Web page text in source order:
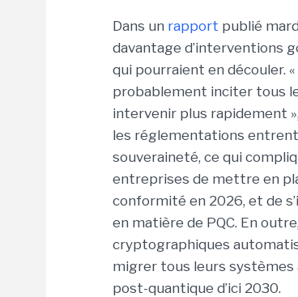
Dans un rapport publié
davantage d’interventions
qui pourraient en découler.
probablement inciter tous
intervenir plus rapidement
les réglementations
souveraineté, ce qui
entreprises de mettre en
conformité en 2026, et de
en matière de PQC. En
cryptographiques
migrer tous leurs
post-quantique d’ici 2030.